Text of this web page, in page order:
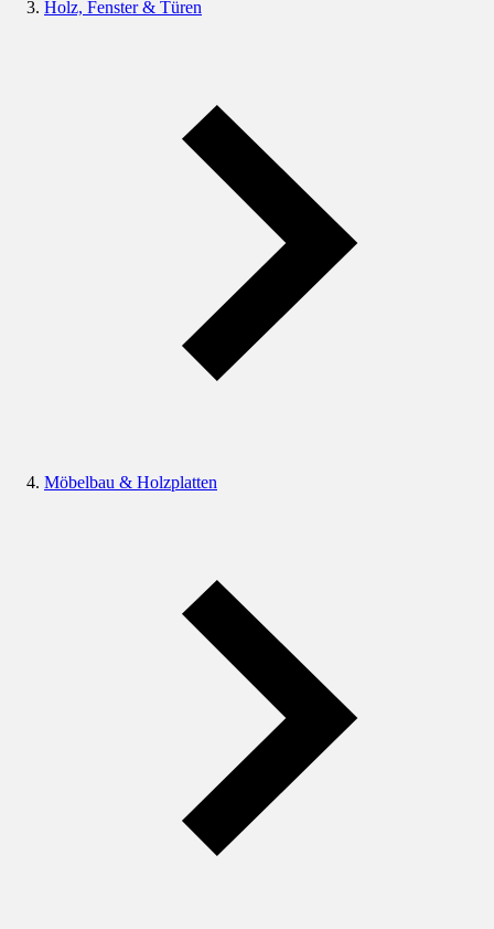
Holz, Fenster & Türen
Möbelbau & Holzplatten